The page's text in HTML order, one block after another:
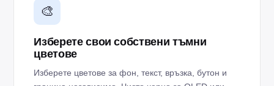
🎨
Изберете свои собствени тъмни
цветове
Изберете цветове за фон, текст, връзка, бутон и